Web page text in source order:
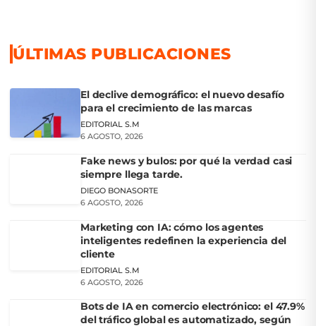
ÚLTIMAS PUBLICACIONES
El declive demográfico: el nuevo desafío
para el crecimiento de las marcas
EDITORIAL S.M
6 AGOSTO, 2026
Fake news y bulos: por qué la verdad casi
siempre llega tarde.
DIEGO BONASORTE
6 AGOSTO, 2026
Marketing con IA: cómo los agentes
inteligentes redefinen la experiencia del
cliente
EDITORIAL S.M
6 AGOSTO, 2026
Bots de IA en comercio electrónico: el 47.9%
del tráfico global es automatizado, según